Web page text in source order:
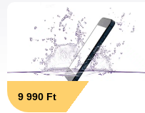
9 990 Ft